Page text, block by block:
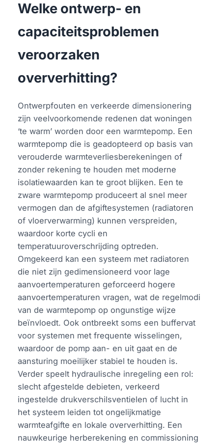
Welke ontwerp- en
capaciteitsproblemen
veroorzaken
oververhitting?
Ontwerpfouten en verkeerde dimensionering
zijn veelvoorkomende redenen dat woningen
‘te warm’ worden door een warmtepomp. Een
warmtepomp die is geadopteerd op basis van
verouderde warmteverliesberekeningen of
zonder rekening te houden met moderne
isolatiewaarden kan te groot blijken. Een te
zware warmtepomp produceert al snel meer
vermogen dan de afgiftesystemen (radiatoren
of vloerverwarming) kunnen verspreiden,
waardoor korte cycli en
temperatuuroverschrijding optreden.
Omgekeerd kan een systeem met radiatoren
die niet zijn gedimensioneerd voor lage
aanvoertemperaturen geforceerd hogere
aanvoertemperaturen vragen, wat de regelmodi
van de warmtepomp op ongunstige wijze
beïnvloedt. Ook ontbreekt soms een buffervat
voor systemen met frequente wisselingen,
waardoor de pomp aan- en uit gaat en de
aansturing moeilijker stabiel te houden is.
Verder speelt hydraulische inregeling een rol:
slecht afgestelde debieten, verkeerd
ingestelde drukverschilsventielen of lucht in
het systeem leiden tot ongelijkmatige
warmteafgifte en lokale oververhitting. Een
nauwkeurige herberekening en commissioning